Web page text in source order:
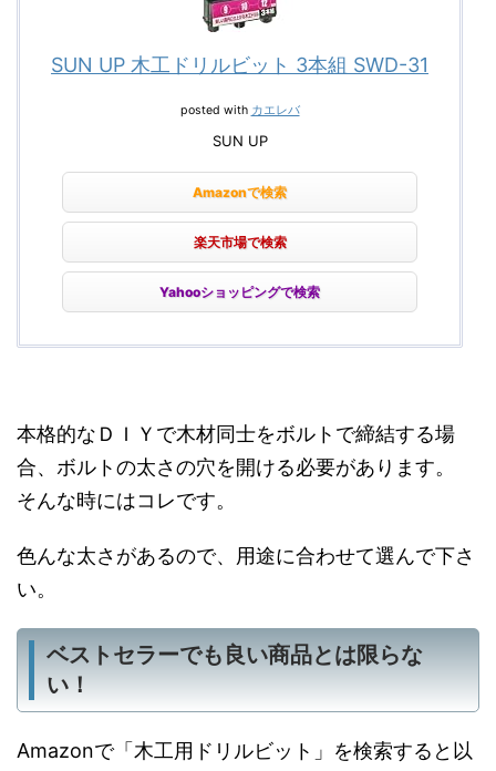
SUN UP 木工ドリルビット 3本組 SWD-31
posted with カエレバ
SUN UP
Amazonで検索
楽天市場で検索
Yahooショッピングで検索
本格的なＤＩＹで木材同士をボルトで締結する場
合、ボルトの太さの穴を開ける必要があります。
そんな時にはコレです。
色んな太さがあるので、用途に合わせて選んで下さ
い。
ベストセラーでも良い商品とは限らな
い！
Amazonで「木工用ドリルビット」を検索すると以